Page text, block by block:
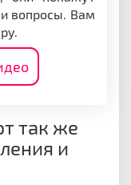
вопросы. Вам
так же
и